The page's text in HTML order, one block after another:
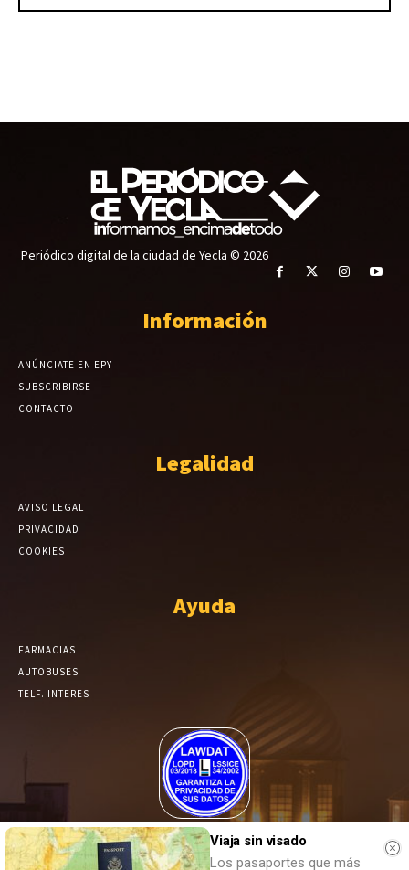
Periódico digital de la ciudad de Yecla © 2026
Información
ANÚNCIATE EN EPY
SUBSCRIBIRSE
CONTACTO
Legalidad
AVISO LEGAL
PRIVACIDAD
COOKIES
Ayuda
FARMACIAS
AUTOBUSES
TELF. INTERES
El Periódico de Yecla alcanza un grado más de compromiso en el
tratamiento de sus datos.
Viaja sin visado
Los pasaportes que más